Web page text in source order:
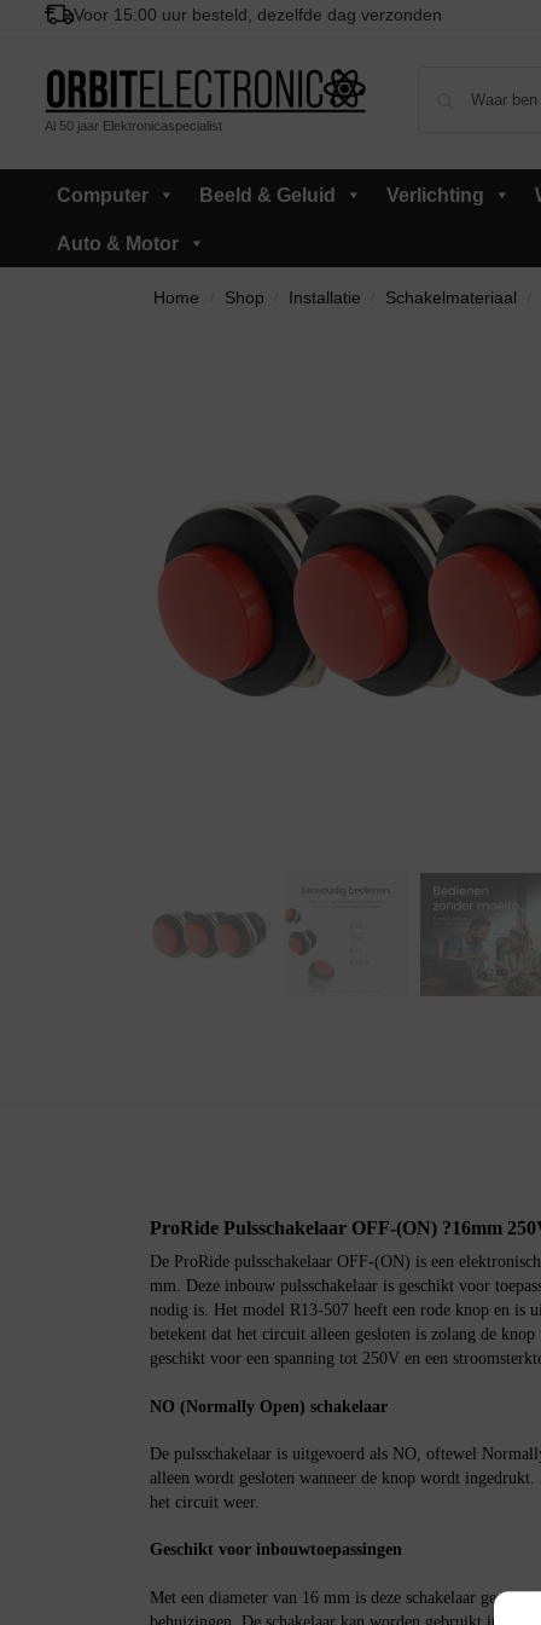
Voor 15:00 uur besteld, dezelfde dag verzonden
Al 50 jaar Elektronicaspecialist
Computer Beeld & Geluid Verlichting
Auto & Motor
Home Shop Installatie Schakelmateriaal
ProRide Pulsschakelaar OFF-(ON) ?16mm
De ProRide pulsschakelaar OFF-(ON) is een
mm. Deze inbouw pulsschakelaar is geschikt voor
nodig is. Het model R13-507 heeft een rode knop en is
betekent dat het circuit alleen gesloten is zolang de
geschikt voor een spanning tot 250V en een
NO (Normally Open) schakelaar
De pulsschakelaar is uitgevoerd als NO, oftewel
alleen wordt gesloten wanneer de knop wordt
het circuit weer.
Geschikt voor inbouwtoepassingen
Met een diameter van 16 mm is deze schakelaar